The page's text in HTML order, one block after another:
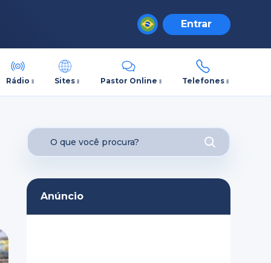
Entrar
Rádio Sites Pastor Online Telefones
Anúncio